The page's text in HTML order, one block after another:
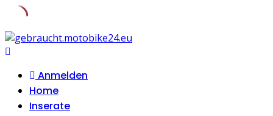
Skip
to
Anmelden
Home
Inserate